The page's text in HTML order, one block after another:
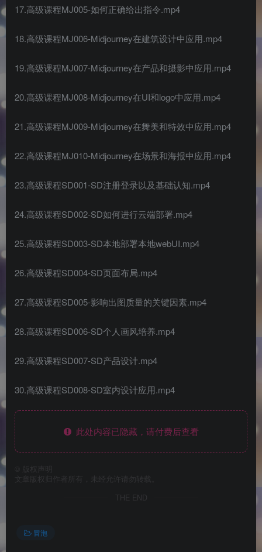
17.高级课程MJ005-如何正确给出指令.mp4
18.高级课程MJ006-Midjourney在建筑设计中应用.mp4
19.高级课程MJ007-Midjourney在产品和摄影中应用.mp4
20.高级课程MJ008-Midjourney在UI和logo中应用.mp4
21.高级课程MJ009-Midjourney在舞美和特效中应用.mp4
22.高级课程MJ010-Midjourney在场景和海报中应用.mp4
23.高级课程SD001-SD注册登录以及基础认知.mp4
24.高级课程SD002-SD如何进行云端部署.mp4
25.高级课程SD003-SD本地部署本地webUI.mp4
26.高级课程SD004-SD页面布局.mp4
27.高级课程SD005-影响出图质量的关键因素.mp4
28.高级课程SD006-SD个人画风培养.mp4
29.高级课程SD007-SD产品设计.mp4
30.高级课程SD008-SD室内设计应用.mp4
此处内容已隐藏，请付费后查看
版权声明
文章版权归作者所有，未经允许请勿转载。
THE END
冒泡